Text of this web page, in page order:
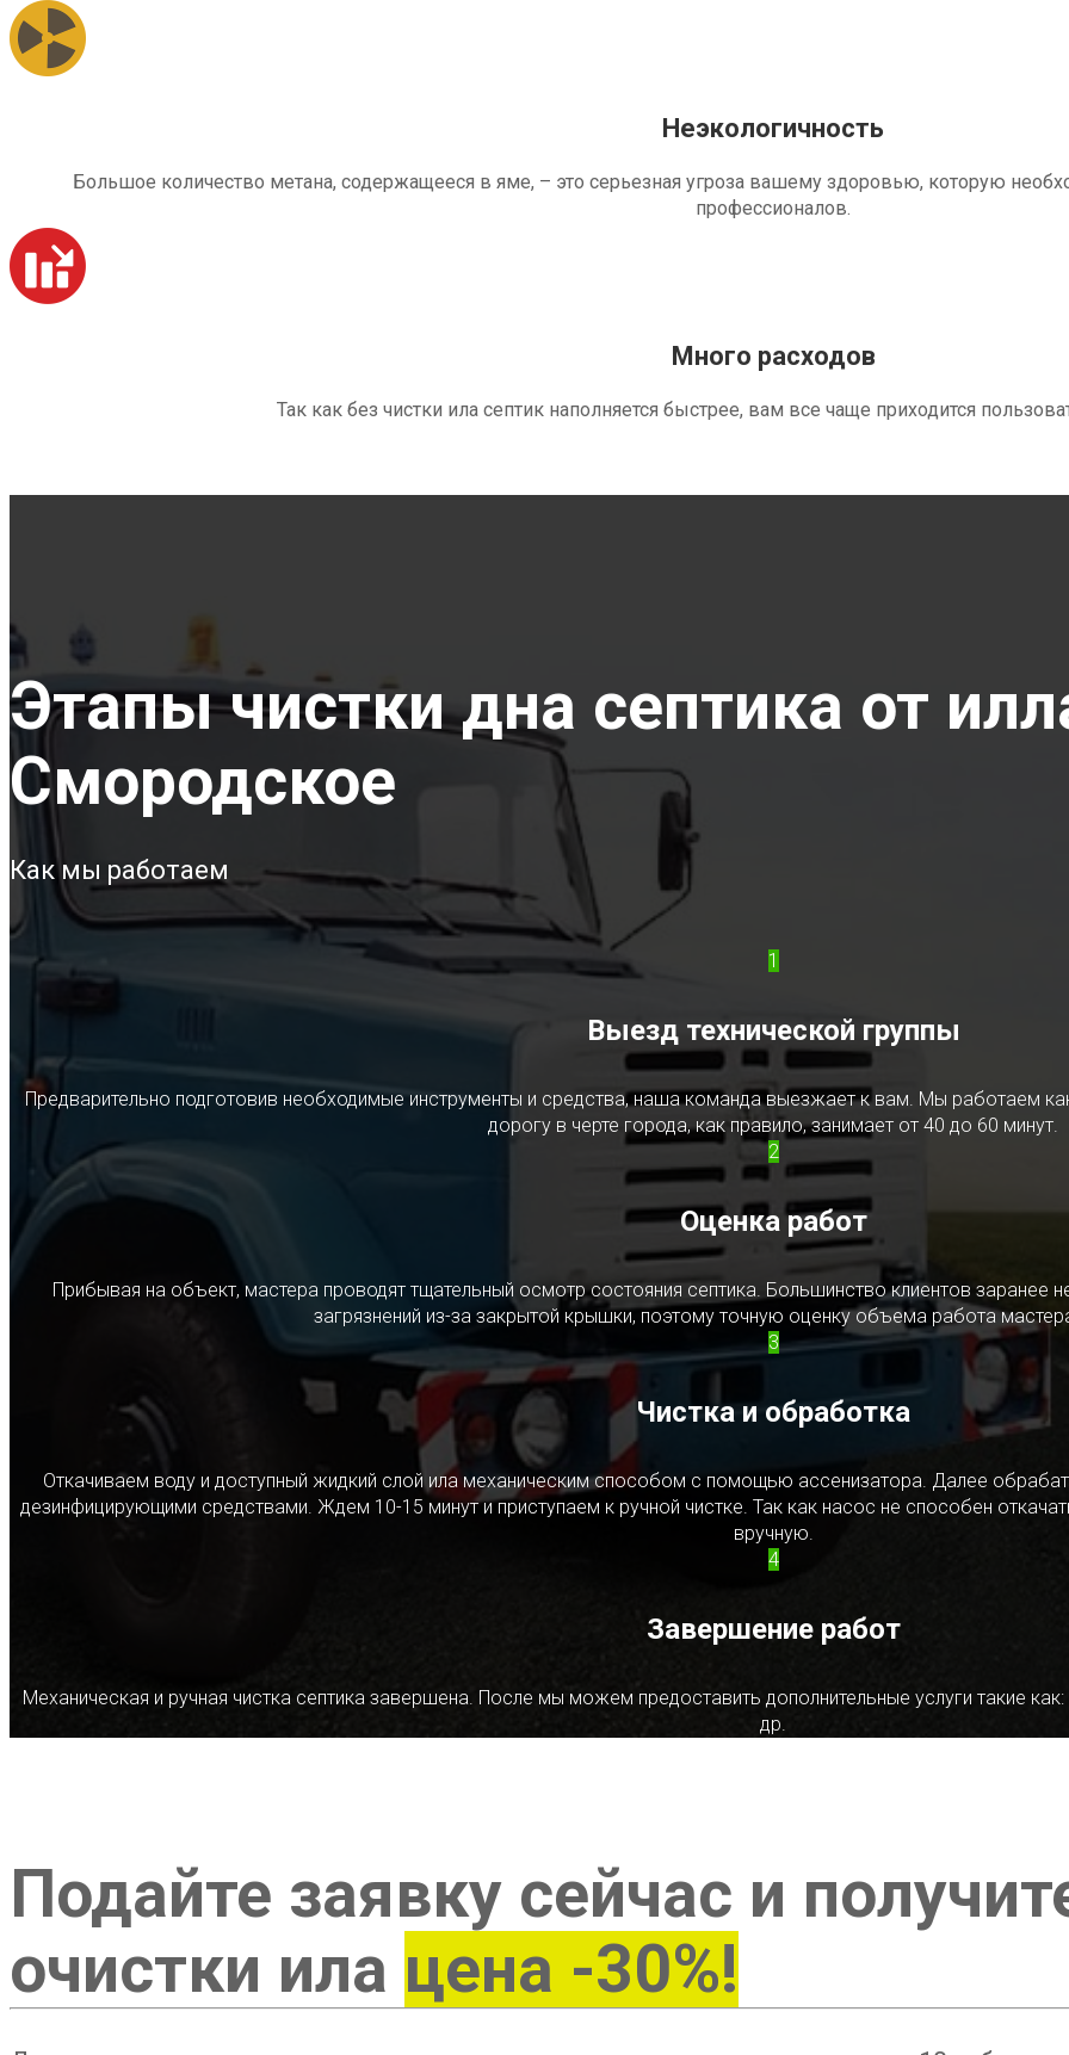
Неэкологичность
Большое количество метана, содержащееся в яме, – это серьезная угроза вашему здоровью, которую
профессионалов.
Много расходов
Так как без чистки ила септик наполняется быстрее, вам все чаще приходится
Этапы чистки дна септика от
Смородское
Как мы работаем
1
Выезд технической группы
Предварительно подготовив необходимые инструменты и средства, наша команда выезжает к вам. Мы работаем
дорогу в черте города, как правило, занимает от 40 до 60 минут.
2
Оценка работ
Прибывая на объект, мастера проводят тщательный осмотр состояния септика. Большинство клиентов заранее
загрязнений из-за закрытой крышки, поэтому точную оценку объема работа
3
Чистка и обработка
Откачиваем воду и доступный жидкий слой ила механическим способом с помощью ассенизатора. Далее
дезинфицирующими средствами. Ждем 10-15 минут и приступаем к ручной чистке. Так как насос не способен
вручную.
4
Завершение работ
Механическая и ручная чистка септика завершена. После мы можем предоставить дополнительные услуги такие
др.
Подайте заявку сейчас и
очистки ила цена -30%!